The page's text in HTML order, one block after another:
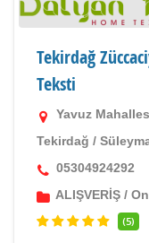
Tekirdağ
Teksti
Yavuz
Tekirdağ /
05304924292
ALIŞVERİŞ /
(5)